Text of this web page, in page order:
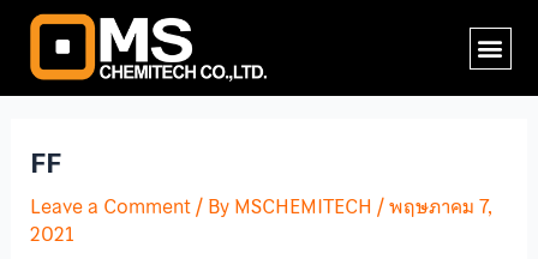
Skip
content
FF
Leave a Comment/ ByMSCHEMITECH /พฤษภาคม 7,
2021
Post
navigation